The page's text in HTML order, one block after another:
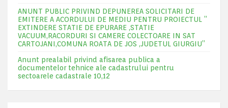
ANUNT PUBLIC PRIVIND DEPUNEREA SOLICITARI DE
EMITERE A ACORDULUI DE MEDIU PENTRU PROIECTUL ”
EXTINDERE STATIE DE EPURARE ,STATIE
VACUUM,RACORDURI SI CAMERE COLECTOARE IN SAT
CARTOJANI,COMUNA ROATA DE JOS ,JUDETUL GIURGIU”
Anunt prealabil privind afisarea publica a
documentelor tehnice ale cadastrului pentru
sectoarele cadastrale 10,12